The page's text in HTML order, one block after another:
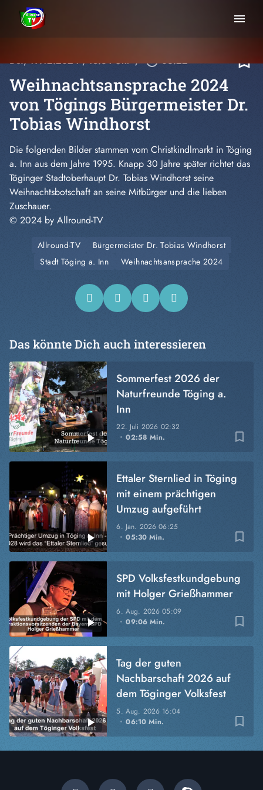
menu
Do., 19.12.2024, 18:34 Uhr / play_circle_outline06:22 bookmark_border
Weihnachtsansprache 2024
von Tögings Bürgermeister Dr.
Tobias Windhorst
Die folgenden Bilder stammen vom Christkindlmarkt in Töging
a. Inn aus dem Jahre 1995. Knapp 30 Jahre später richtet das
Töginger Stadtoberhaupt Dr. Tobias Windhorst seine
Weihnachtsbotschaft an seine Mitbürger und die lieben
Zuschauer.
© 2024 by Allround-TV
Allround-TV
Bürgermeister Dr. Tobias Windhorst
Stadt Töging a. Inn
Weihnachtsansprache 2024
Das könnte Dich auch interessieren
bookmark_border
22. Juli 2026 02:32
02:58 Min.
Sommerfest 2026 der
Naturfreunde Töging a.
Inn
bookmark_border
6. Jan. 202606:25
05:30 Min.
Ettaler Sternlied in Töging
mit einem prächtigen
Umzug aufgeführt
bookmark_border
6. Aug. 202605:09
09:06 Min.
SPD Volksfestkundgebung
mit Holger Grießhammer
bookmark_border
5. Aug. 2026 16:04
06:10 Min.
Tag der guten
Nachbarschaft 2026 auf
dem Töginger Volksfest